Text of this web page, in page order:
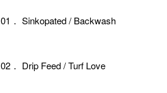
01． Sinkopated / Backwash
02． Drip Feed / Turf Love